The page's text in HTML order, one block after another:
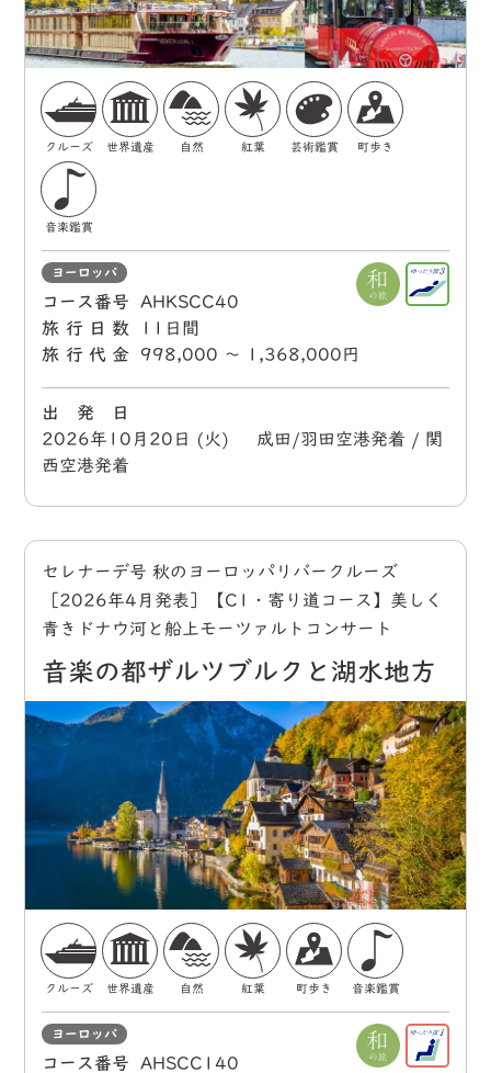
クルーズ 世界遺産 自然 紅葉 芸術鑑賞 町歩き
音楽鑑賞
ヨーロッパ
コース番号
AHKSCC40
旅行日数
11日間
旅行代金
998,000 〜 1,368,000円
出 発 日
2026年10月20日 (火) 成田/羽田空港発着 / 関
西空港発着
セレナーデ号 秋のヨーロッパリバークルーズ
［2026年4月発表］【C1・寄り道コース】美しく
青きドナウ河と船上モーツァルトコンサート
音楽の都ザルツブルクと湖水地方
クルーズ 世界遺産 自然 紅葉 町歩き 音楽鑑賞
ヨーロッパ
コース番号
AHSCC140